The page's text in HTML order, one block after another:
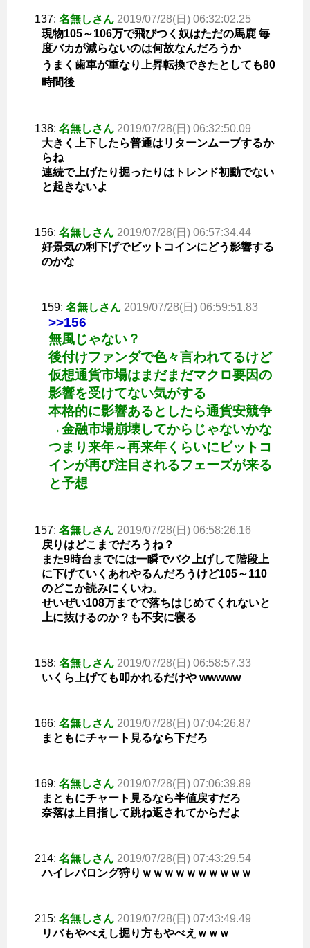
137: 名無しさん 2019/07/28(日) 06:32:02.25
現物105～106万で飛びつく奴はただの馬鹿 毎
度バカが減らないのは何故なんだろうか
うまく歯車が重なり上昇転換できたとしても80
時間後
138: 名無しさん 2019/07/28(日) 06:32:50.09
大きく上下したら普通はリターンムーブするか
らね
連続で上げたり掘ったりはトレンド初動でない
と起きないよ
156: 名無しさん 2019/07/28(日) 06:57:34.44
好景気の利下げでビットコインにどう影響する
のかな
159: 名無しさん 2019/07/28(日) 06:59:51.83
>>156
無風じゃない？
後付けファンダで色々言われてるけど
仮想通貨市場はまだまだマクロ要因の
影響を受けてない気がする
本格的に影響あるとしたら通貨安競争
→金融市場崩壊してからじゃないかな
つまり来年～再来年くらいにビットコ
インが再び注目されるフェーズが来る
と予想
157: 名無しさん 2019/07/28(日) 06:58:26.16
戻りはどこまでだろうね？
また9時台までには一瞬でバク上げして階段上
に下げていくあれやるんだろうけど105～110
のどこか読みにくいわ。
せいぜい108万までで落ちはじめてくれないと
上に抜けるのか？も不安に寝る
158: 名無しさん 2019/07/28(日) 06:58:57.33
いくら上げても叩かれるだけや wwwww
166: 名無しさん 2019/07/28(日) 07:04:26.87
まともにチャート見るなら下だろ
169: 名無しさん 2019/07/28(日) 07:06:39.89
まともにチャート見るなら半値戻すだろ
奈落は上目指して跳ね返されてからだよ
214: 名無しさん 2019/07/28(日) 07:43:29.54
ハイレバロング狩りｗｗｗｗｗｗｗｗｗｗ
215: 名無しさん 2019/07/28(日) 07:43:49.49
リバもやべえし掘り方もやべえｗｗｗ